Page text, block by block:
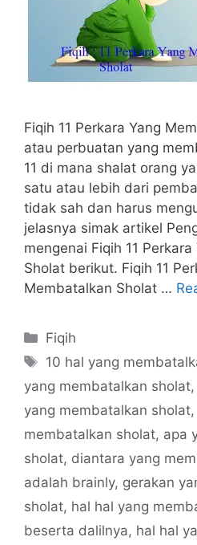
Fiqih 11 Perkara Yang
atau perbuatan yang
11 di mana shalat orang
satu atau lebih dari
tidak sah dan harus
jelasnya simak artikel
mengenai Fiqih 11
Sholat berikut. Fiqih 11
Membatalkan Sholat …
Categories
Fiqih
Tags
10 hal yang
yang membatalkan sholat,
yang membatalkan sholat,
membatalkan sholat, apa
sholat, diantara yang
adalah brainly, gerakan
sholat, hal hal yang
beserta dalilnya, hal hal